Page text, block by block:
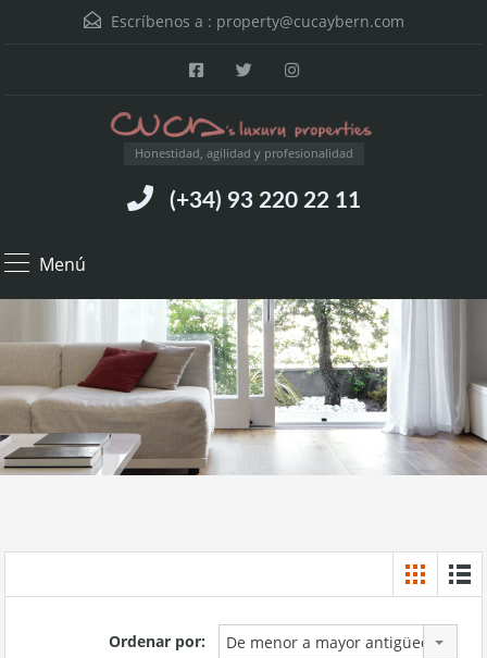
Escríbenos a : property@cucaybern.com
Honestidad, agilidad y profesionalidad
(+34) 93 220 22 11
Menú
Ordenar por: De menor a mayor antigüedad